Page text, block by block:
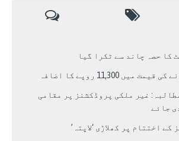
کا حصہ چاند سے ٹکرا گیا
11,300 روپے کا اضافہ
غیر ملکی پروڈکشنز پر مقامی
جائے
اختتام پر کھلاڑی ‘لاپتہ’